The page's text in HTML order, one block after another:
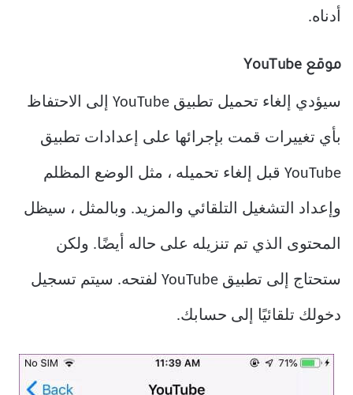
أدناه.
موقع YouTube
سيؤدي إلغاء تحميل تطبيق YouTube إلى الاحتفاظ
بأي تغييرات قمت بإجرائها على إعدادات تطبيق
YouTube قبل إلغاء تحميله ، مثل الوضع المظلم
وإعداد التشغيل التلقائي والمزيد. وبالمثل ، سيظل
المحتوى الذي تم تنزيله على حاله أيضًا. ولكن
ستحتاج إلى تطبيق YouTube لفتحه. سيتم تسجيل
دخولك تلقائيًا إلى حسابك.